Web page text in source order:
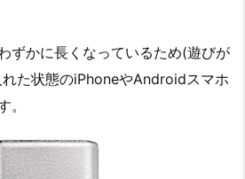
ずかに長くなっているため(遊びが
た状態のiPhoneやAndroidスマホ
。